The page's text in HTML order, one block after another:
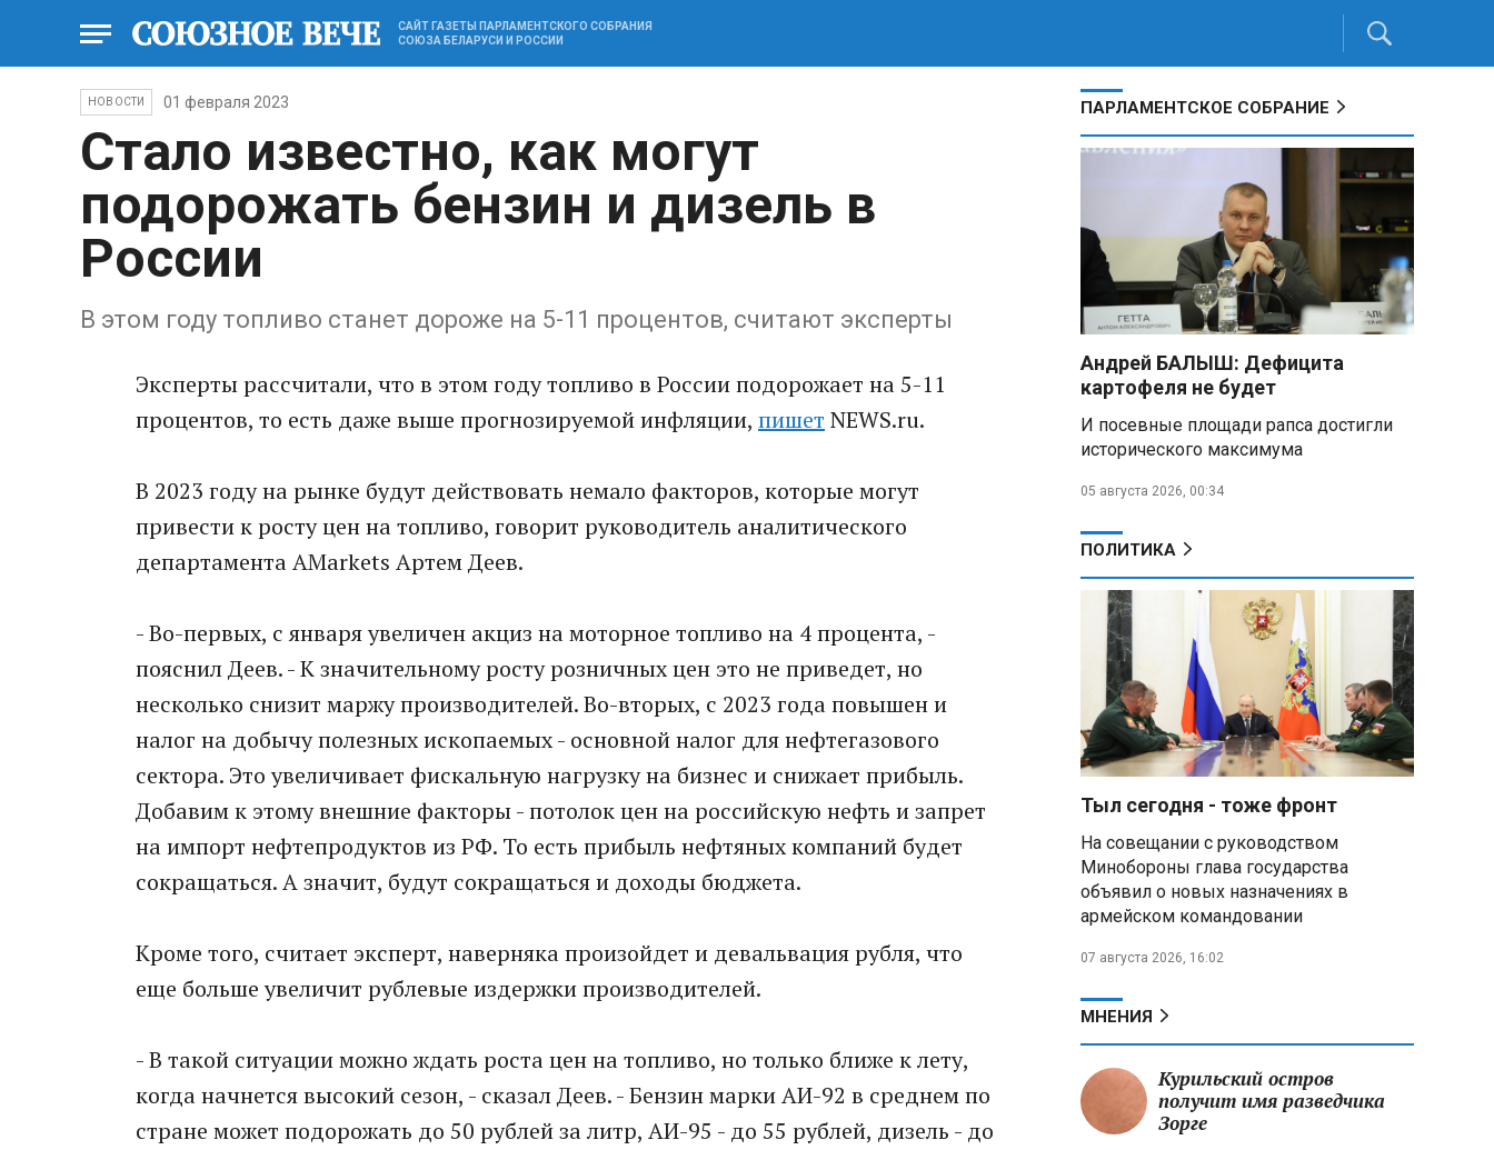
САЙТ ГАЗЕТЫ ПАРЛАМЕНТСКОГО СОБРАНИЯ
СОЮЗА БЕЛАРУСИ И РОССИИ
НОВОСТИ 01 февраля 2023
Стало известно, как могут
подорожать бензин и дизель в
России
В этом году топливо станет дороже на 5-11 процентов, считают эксперты
Эксперты рассчитали, что в этом году топливо в России подорожает на 5-11
процентов, то есть даже выше прогнозируемой инфляции, пишет NEWS.ru.
В 2023 году на рынке будут действовать немало факторов, которые могут
привести к росту цен на топливо, говорит руководитель аналитического
департамента AMarkets Артем Деев.
- Во-первых, с января увеличен акциз на моторное топливо на 4 процента, -
пояснил Деев. - К значительному росту розничных цен это не приведет, но
несколько снизит маржу производителей. Во-вторых, с 2023 года повышен и
налог на добычу полезных ископаемых - основной налог для нефтегазового
сектора. Это увеличивает фискальную нагрузку на бизнес и снижает прибыль.
Добавим к этому внешние факторы - потолок цен на российскую нефть и запрет
на импорт нефтепродуктов из РФ. То есть прибыль нефтяных компаний будет
сокращаться. А значит, будут сокращаться и доходы бюджета.
Кроме того, считает эксперт, наверняка произойдет и девальвация рубля, что
еще больше увеличит рублевые издержки производителей.
- В такой ситуации можно ждать роста цен на топливо, но только ближе к лету,
когда начнется высокий сезон, - сказал Деев. - Бензин марки АИ-92 в среднем по
стране может подорожать до 50 рублей за литр, АИ-95 - до 55 рублей, дизель - до
ПАРЛАМЕНТСКОЕ СОБРАНИЕ
Андрей БАЛЫШ: Дефицита
картофеля не будет
И посевные площади рапса достигли
исторического максимума
05 августа 2026, 00:34
ПОЛИТИКА
Тыл сегодня - тоже фронт
На совещании с руководством
Минобороны глава государства
объявил о новых назначениях в
армейском командовании
07 августа 2026, 16:02
МНЕНИЯ
Курильский остров
получит имя разведчика
Зорге